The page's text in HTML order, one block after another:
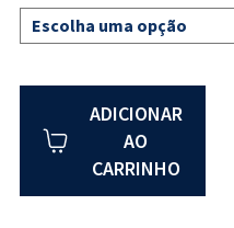
ADICIONAR
AO
CARRINHO